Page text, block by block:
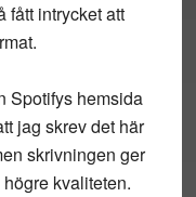
fått intrycket att
Spotifys hemsida
jag skrev det här
skrivningen ger
kvaliteten.